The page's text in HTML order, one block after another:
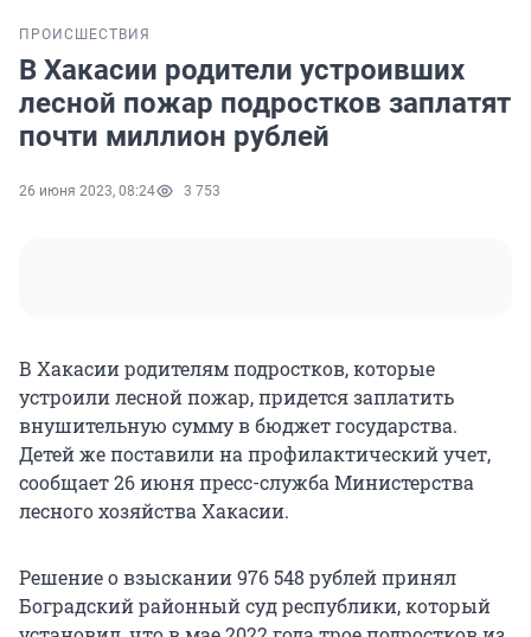
ПРОИСШЕСТВИЯ
В Хакасии родители устроивших
лесной пожар подростков заплатят
почти миллион рублей
26 июня 2023, 08:24 3 753
В Хакасии родителям подростков, которые
устроили лесной пожар, придется заплатить
внушительную сумму в бюджет государства.
Детей же поставили на профилактический учет,
сообщает 26 июня пресс-служба Министерства
лесного хозяйства Хакасии.
Решение о взыскании 976 548 рублей принял
Боградский районный суд республики, который